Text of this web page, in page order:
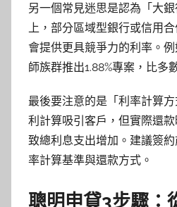
另一個常見迷思是認為「大
上，部分區域型銀行或信用
會提供更具競爭力的利率。
師族群推出1.88%專案，比多
最後要注意的是「利率計算
利計算吸引客戶，但實際還
致總利息支出增加。建議簽
率計算基準與還款方式。
聰明申貸3步驟：